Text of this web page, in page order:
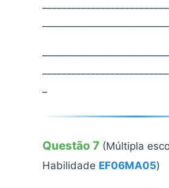
Questão 7 (Múltipla
Habilidade EF06MA05)